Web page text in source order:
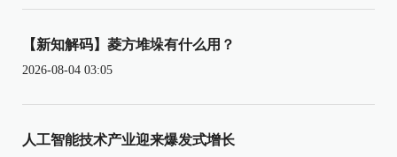
【新知解码】菱方堆垛有什么用？
2026-08-04 03:05
人工智能技术产业迎来爆发式增长